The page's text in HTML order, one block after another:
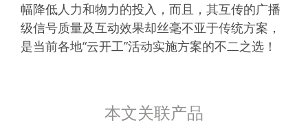
幅降低人力和物力的投入，而且，其互传的广播
级信号质量及互动效果却丝毫不亚于传统方案，
是当前各地“云开工”活动实施方案的不二之选！
本文关联产品